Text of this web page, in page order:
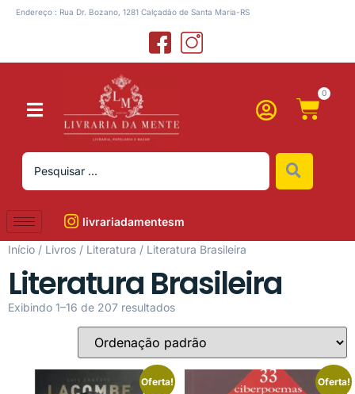
Endereço : Rua Dr. Bozano, 1281 Calçadão de Santa Maria-RS
0
livrariadamentesm
Início / Livros / Literatura / Literatura Brasileira
Literatura Brasileira
Exibindo 1–16 de 207 resultados
Oferta! Oferta!